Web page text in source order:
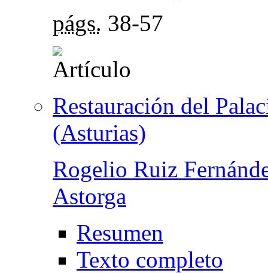
págs. 38-57
Restauración del
(Asturias)
Rogelio Ruiz
Astorga
Resumen
Texto completo